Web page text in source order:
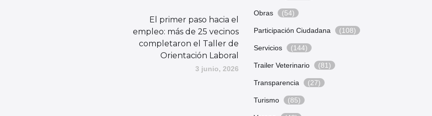
El primer paso hacia el
empleo: más de 25 vecinos
completaron el Taller de
Orientación Laboral
3 junio, 2026
Obras (54)
Participación Ciudadana (108)
Servicios (144)
Trailer Veterinario (81)
Transparencia (27)
Turismo (85)